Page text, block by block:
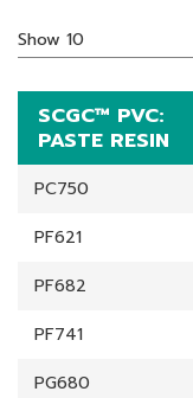
Show 10
SCGC™ PVC:
PASTE RESIN
PC750
PF621
PF682
PF741
PG680
SCGC™ PVC:
PASTE RESIN